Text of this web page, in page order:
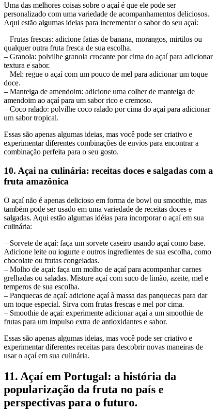
Uma das melhores coisas sobre o açaí é que ele pode ser
personalizado com uma variedade de acompanhamentos deliciosos.
Aqui estão algumas ideias para incrementar o sabor do seu açaí:
– Frutas frescas: adicione fatias de banana, morangos, mirtilos ou
qualquer outra fruta fresca de sua escolha.
– Granola: polvilhe granola crocante por cima do açaí para adicionar
textura e sabor.
– Mel: regue o açaí com um pouco de mel para adicionar um toque
doce.
– Manteiga de amendoim: adicione uma colher de manteiga de
amendoim ao açaí para um sabor rico e cremoso.
– Coco ralado: polvilhe coco ralado por cima do açaí para adicionar
um sabor tropical.
Essas são apenas algumas ideias, mas você pode ser criativo e
experimentar diferentes combinações de envios para encontrar a
combinação perfeita para o seu gosto.
10. Açai na culinária: receitas doces e salgadas com a
fruta amazônica
O açaí não é apenas delicioso em forma de bowl ou smoothie, mas
também pode ser usado em uma variedade de receitas doces e
salgadas. Aqui estão algumas idéias para incorporar o açaí em sua
culinária:
– Sorvete de açaí: faça um sorvete caseiro usando açaí como base.
Adicione leite ou iogurte e outros ingredientes de sua escolha, como
chocolate ou frutas congeladas.
– Molho de açai: faça um molho de açaí para acompanhar carnes
grelhadas ou saladas. Misture açaí com suco de limão, azeite, mel e
temperos de sua escolha.
– Panquecas de açaí: adicione açaí à massa das panquecas para dar
um toque especial. Sirva com frutas frescas e mel por cima.
– Smoothie de açaí: experimente adicionar açaí a um smoothie de
frutas para um impulso extra de antioxidantes e sabor.
Essas são apenas algumas ideias, mas você pode ser criativo e
experimentar diferentes receitas para descobrir novas maneiras de
usar o açaí em sua culinária.
11. Açaí em Portugal: a história da
popularização da fruta no país e
perspectivas para o futuro.